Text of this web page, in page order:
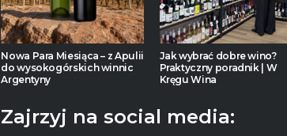
Nowa Para Miesiąca – z Apulii
do wysokogórskich winnic
Argentyny
Jak wybrać dobre wino?
Praktyczny poradnik | W
Kręgu Wina
Zajrzyj na social media: